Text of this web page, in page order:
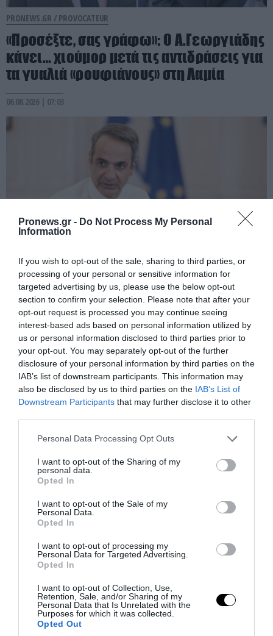
Pronews.gr - Do Not Process My Personal
Information
If you wish to opt-out of the sale, sharing to third parties, or
processing of your personal or sensitive information for
targeted advertising by us, please use the below opt-out
section to confirm your selection. Please note that after your
opt-out request is processed you may continue seeing
interest-based ads based on personal information utilized by
us or personal information disclosed to third parties prior to
your opt-out. You may separately opt-out of the further
disclosure of your personal information by third parties on the
IAB’s list of downstream participants. This information may
also be disclosed by us to third parties on the IAB’s List of
Downstream Participants that may further disclose it to other
Please note that this website/app uses one or more Google
not limited to your visit or usage behaviour. You may click to
grant or deny consent to Google and its third-party tags to
use your data for below specified purposes in below Google
consent section.
Personal Data Processing Opt Outs
I want to opt-out of the Sharing of my
personal data.
Opted In
I want to opt-out of the Sale of my
Personal Data.
Opted In
I want to opt-out of processing my
Personal Data for Targeted Advertising.
Opted In
I want to opt-out of Collection, Use,
Retention, Sale, and/or Sharing of my
Personal Data that Is Unrelated with the
Purposes for which it was collected.
Opted Out
PRONEWS.GR / PROVOCATEUR
«Προσέξτε, σας γράφω»: Ο Α.Γεωργιάδης
κάνει… χιούμορ μετά τις αντιδράσεις για
τα γυαλιά «ρουφιάνους» στη Λαμία
06.08.2026 | 07:03
PRONEWS.GR /PROVOCATEUR
Η πρώτη αφρικανική χώρα που
προσφέρθηκε για την κατάσβεση των
πυρκαγιών στην Ελλάδα – Τι αποκάλυψε
ο Κ.Μητσοτάκης
05.08.2026 | 16:19
PRONEWS.GR /PROVOCATEUR
Στη δημοσιότητα η ανακοίνωση του
Θ.Αυγερινού και 21 πρώην στελεχών της
«Ελπίδας» – Ποιοι οι λόγοι που
αποχώρησαν